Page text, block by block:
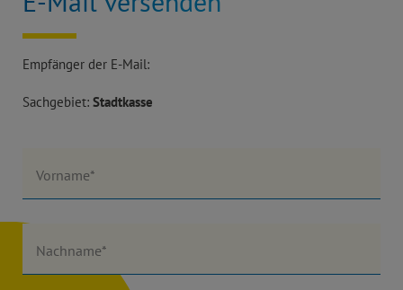
Empfänger der E-Mail:
Sachgebiet: Stadtkasse
Vorname*
Nachname*